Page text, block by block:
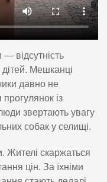
відсутність
Мешканці
давно не
із
звертають увагу
собак у селищі.
скаржаться
цін. За їхніми